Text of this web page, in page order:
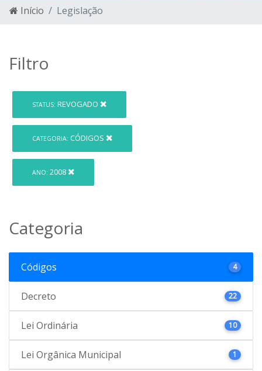
Início Legislação
Filtro
STATUS: REVOGADO
CATEGORIA: CÓDIGOS
ANO: 2008
Categoria
Códigos 4
Decreto 22
Lei Ordinária 10
Lei Orgânica Municipal 1